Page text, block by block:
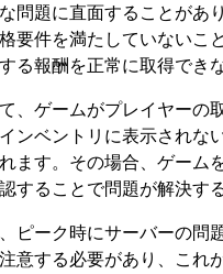
問題に直面することがあ
要件を満たしていないこ
る報酬を正常に取得でき
、ゲームがプレイヤーの
ンベントリに表示されな
ます。その場合、ゲーム
することで問題が解決す
ピーク時にサーバーの問
意する必要があり、これ